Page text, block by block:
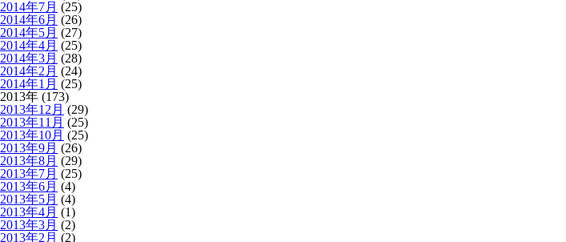
2014年7月 (25)
2014年6月 (26)
2014年5月 (27)
2014年4月 (25)
2014年3月 (28)
2014年2月 (24)
2014年1月 (25)
2013年 (173)
2013年12月 (29)
2013年11月 (25)
2013年10月 (25)
2013年9月 (26)
2013年8月 (29)
2013年7月 (25)
2013年6月 (4)
2013年5月 (4)
2013年4月 (1)
2013年3月 (2)
2013年2月 (2)